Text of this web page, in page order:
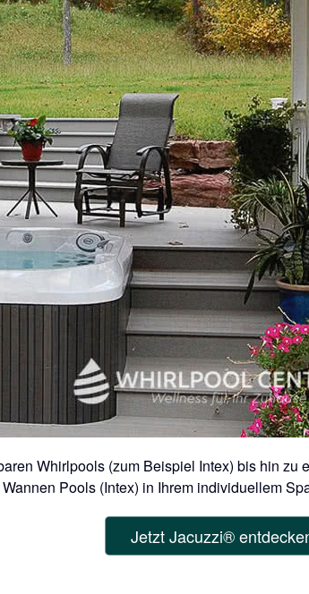
Whirlpools (zum Beispiel Intex) bis hin
Pools (Intex) in Ihrem individuellem
Jetzt Jacuzzi®